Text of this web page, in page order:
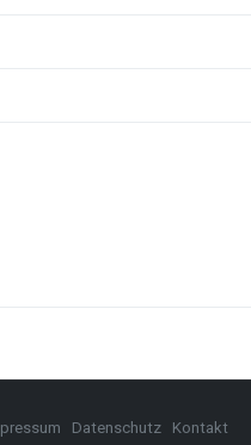
Datenschutz Kontakt